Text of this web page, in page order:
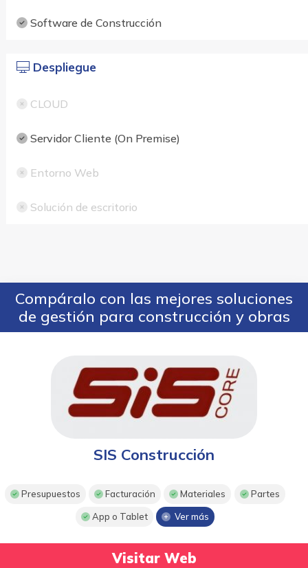
Software de Construcción
Despliegue
CLOUD
Servidor Cliente (On Premise)
Entorno Web
Solución de escritorio
Compáralo con las mejores soluciones
de gestión para construcción y obras
SIS Construcción
Presupuestos Facturación Materiales Partes
App o Tablet Ver más
Visitar Web